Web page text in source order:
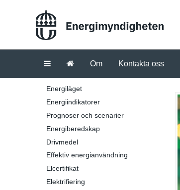
Om Kontakta oss
Energiläget
Energiindikatorer
Prognoser och scenarier
Energiberedskap
Drivmedel
Effektiv energianvändning
Elcertifikat
Elektrifiering